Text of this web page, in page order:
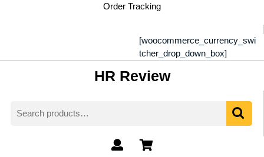
Order Tracking
[woocommerce_currency_swi
tcher_drop_down_box]
HR Review
for:
My
shopping